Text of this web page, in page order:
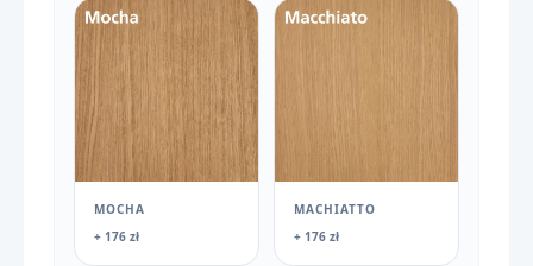
MOCHA
+ 176 zł
MACHIATTO
+ 176 zł